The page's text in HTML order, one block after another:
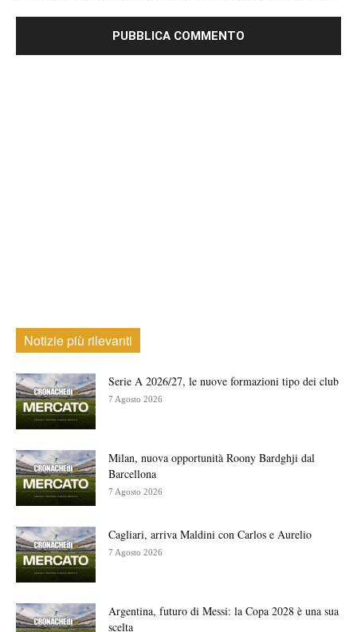
Notizie più rilevanti
Serie A 2026/27, le nuove formazioni tipo dei club
7 Agosto 2026
Milan, nuova opportunità Roony Bardghji dal
Barcellona
7 Agosto 2026
Cagliari, arriva Maldini con Carlos e Aurelio
7 Agosto 2026
Argentina, futuro di Messi: la Copa 2028 è una sua
scelta